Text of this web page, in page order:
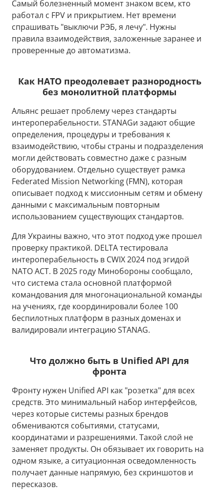
Самый болезненный момент знаком всем, кто
работал с FPV и прикрытием. Нет времени
спрашивать "выключи РЭБ, я лечу". Нужны
правила взаимодействия, заложенные заранее и
проверенные до автоматизма.
Как НАТО преодолевает разнородность
без монолитной платформы
Альянс решает проблему через стандарты
интероперабельности. STANAGи задают общие
определения, процедуры и требования к
взаимодействию, чтобы страны и подразделения
могли действовать совместно даже с разным
оборудованием. Отдельно существует рамка
Federated Mission Networking (FMN), которая
описывает подход к миссионным сетям и обмену
данными с максимальным повторным
использованием существующих стандартов.
Для Украины важно, что этот подход уже прошел
проверку практикой. DELTA тестировала
интероперабельность в CWIX 2024 под эгидой
NATO ACT. В 2025 году Минобороны сообщало,
что система стала основной платформой
командования для многонациональной команды
на учениях, где координировали более 100
беспилотных платформ в разных доменах и
валидировали интеграцию STANAG.
Что должно быть в Unified API для
фронта
Фронту нужен Unified API как "розетка" для всех
средств. Это минимальный набор интерфейсов,
через которые системы разных брендов
обмениваются событиями, статусами,
координатами и разрешениями. Такой слой не
заменяет продукты. Он обязывает их говорить на
одном языке, а ситуационная осведомленность
получает данные напрямую, без скриншотов и
пересказов.